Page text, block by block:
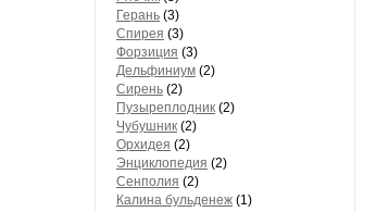
Герань (3)
Спирея (3)
Форзиция (3)
Дельфиниум (2)
Сирень (2)
Пузыреплодник (2)
Чубушник (2)
Орхидея (2)
Энциклопедия (2)
Сенполия (2)
Калина бульденеж (1)